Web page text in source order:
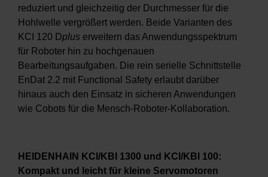
reduziert und gleichzeitig der Durchmesser für die
Hohlwelle vergrößert werden. Beide Varianten des
KCI 120 Dplus erweitern das Anwendungsspektrum
für Roboter hin zu hochgenauen
Bearbeitungsaufgaben. Die rein serielle Schnittstelle
EnDat 2.2 mit Functional Safety erlaubt darüber
hinaus auch den Einsatz in sicheren Anwendungen
wie Cobots für die Mensch-Roboter-Kollaboration.
HEIDENHAIN KCI/KBI 1300 und KCI/KBI 100:
Kompakt und leicht für kleine Servomotoren